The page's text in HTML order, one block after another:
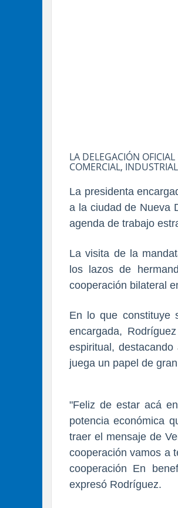
LA DELEGACIÓN
COMERCIAL,
La presidenta
a la ciudad de Nueva
agenda de trabajo
La visita de la
los lazos de
cooperación bilateral
En lo que constituye
encargada,
espiritual,
juega un papel de
"Feliz de estar acá
potencia económica
traer el mensaje de
cooperación vamos a
cooperación En
expresó Rodríguez.